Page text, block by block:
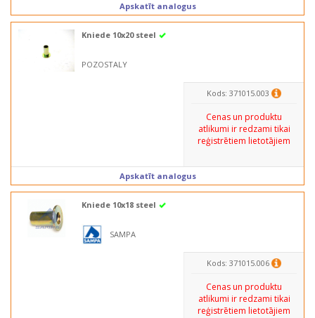
Apskatīt analogus
Kniede 10x20 steel
POZOSTALY
Kods: 371015.003
Cenas un produktu
atlikumi ir redzami tikai
reģistrētiem lietotājiem
Apskatīt analogus
Kniede 10x18 steel
SAMPA
Kods: 371015.006
Cenas un produktu
atlikumi ir redzami tikai
reģistrētiem lietotājiem